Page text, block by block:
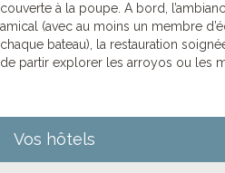
couverte à la poupe. A bord,
amical (avec au moins un membre
chaque bateau), la restauration
de partir explorer les arroyos ou les
Vos hôtels